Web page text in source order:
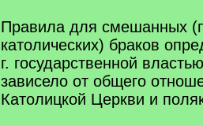
Правила для смешанных
католических) браков
г. государственной
зависело от общего
Католицкой Церкви и